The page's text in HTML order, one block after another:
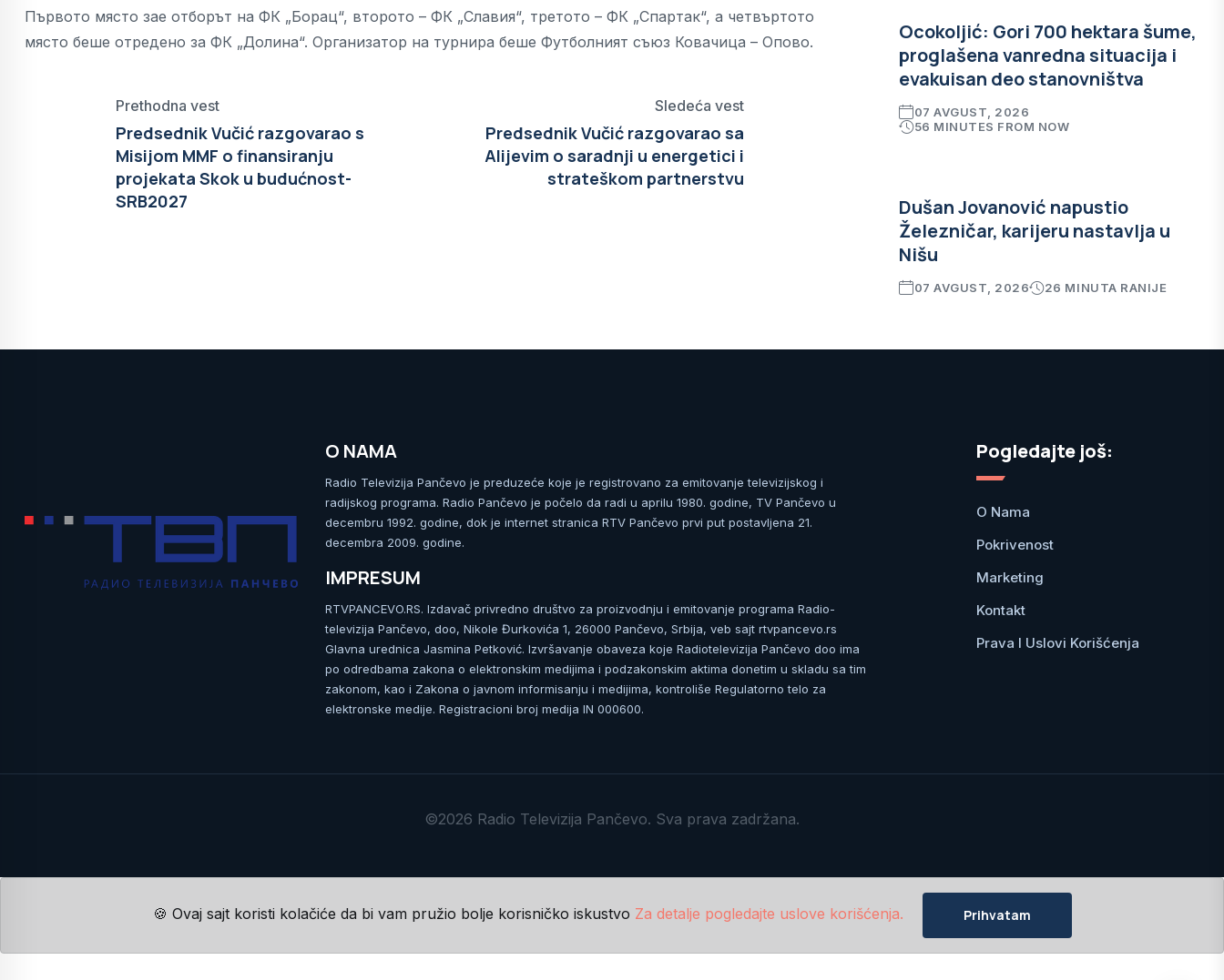
Първото място зае отборът на ФК „Борац“, второто – ФК „Славия“, третото – ФК „Спартак“, а четвъртото
място беше отредено за ФК „Долина“. Организатор на турнира беше Футболният съюз Ковачица – Опово.
Prethodna vest
Predsednik Vučić razgovarao s
Misijom MMF o finansiranju
projekata Skok u budućnost-
SRB2027
Sledeća vest
Predsednik Vučić razgovarao sa
Alijevim o saradnji u energetici i
strateškom partnerstvu
Ocokoljić: Gori 700 hektara šume,
proglašena vanredna situacija i
evakuisan deo stanovništva
07 AVGUST, 2026
56 MINUTES FROM NOW
Dušan Jovanović napustio
Železničar, karijeru nastavlja u
Nišu
07 AVGUST, 2026 26 MINUTA RANIJE
O NAMA
Radio Televizija Pančevo je preduzeće koje je registrovano za emitovanje televizijskog i
radijskog programa. Radio Pančevo je počelo da radi u aprilu 1980. godine, TV Pančevo u
decembru 1992. godine, dok je internet stranica RTV Pančevo prvi put postavljena 21.
decembra 2009. godine.
IMPRESUM
RTVPANCEVO.RS. Izdavač privredno društvo za proizvodnju i emitovanje programa Radio-
televizija Pančevo, doo, Nikole Đurkovića 1, 26000 Pančevo, Srbija, veb sajt rtvpancevo.rs
Glavna urednica Jasmina Petković. Izvršavanje obaveza koje Radiotelevizija Pančevo doo ima
po odredbama zakona o elektronskim medijima i podzakonskim aktima donetim u skladu sa tim
zakonom, kao i Zakona o javnom informisanju i medijima, kontroliše Regulatorno telo za
elektronske medije. Registracioni broj medija IN 000600.
Pogledajte još:
O Nama
Pokrivenost
Marketing
Kontakt
Prava I Uslovi Korišćenja
©2026 Radio Televizija Pančevo. Sva prava zadržana.
🍪 Ovaj sajt koristi kolačiće da bi vam pružio bolje korisničko iskustvo Za detalje pogledajte uslove korišćenja. Prihvatam